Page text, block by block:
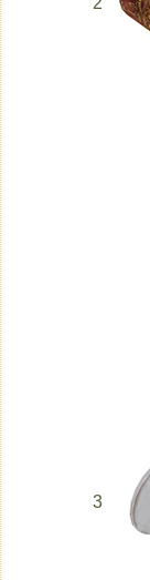
3